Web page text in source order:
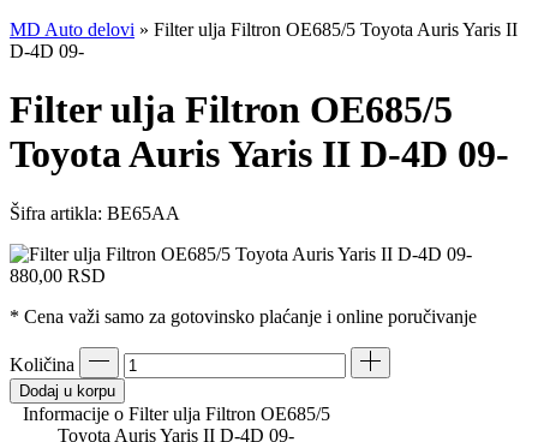
MD Auto delovi » Filter ulja Filtron OE685/5 Toyota Auris Yaris II
D-4D 09-
Filter ulja Filtron OE685/5
Toyota Auris Yaris II D-4D 09-
Šifra artikla: BE65AA
880,00 RSD
* Cena važi samo za gotovinsko plaćanje i online poručivanje
Količina
Dodaj u korpu
Informacije o Filter ulja Filtron OE685/5
Toyota Auris Yaris II D-4D 09-